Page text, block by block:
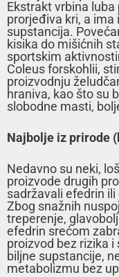
Ekstrakt vrbina
prorjeđiva kri, a
supstancija.
kisika do mišićnih
sportskim
Coleus forskohlii,
proizvodnju
hraniva, kao što su
slobodne masti,
Najbolje iz prirode
Nedavno su neki,
proizvode drugih
sadržavali efedrin
Zbog snažnih
treperenje,
efedrin srećom
proizvod bez rizika
biljne supstancije,
metabolizmu bez